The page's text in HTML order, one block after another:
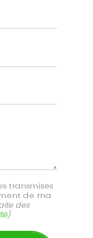
transmises
de ma
des
)